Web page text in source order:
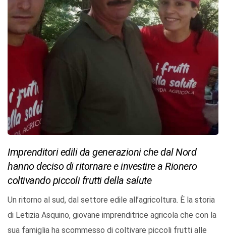
Imprenditori edili da generazioni che dal Nord
hanno deciso di ritornare e investire a Rionero
coltivando piccoli frutti della salute
Un ritorno al sud, dal settore edile all’agricoltura. È la storia
di Letizia Asquino, giovane imprenditrice agricola che con la
sua famiglia ha scommesso di coltivare piccoli frutti alle